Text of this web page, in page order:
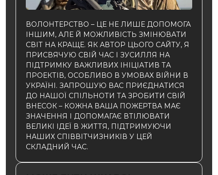
ВОЛОНТЕРСТВО – ЦЕ НЕ ЛИШЕ ДОПОМОГА
ІНШИМ, АЛЕ Й МОЖЛИВІСТЬ ЗМІНЮВАТИ
СВІТ НА КРАЩЕ. ЯК АВТОР ЦЬОГО САЙТУ, Я
ПРИСВЯЧУЮ СВІЙ ЧАС І ЗУСИЛЛЯ НА
ПІДТРИМКУ ВАЖЛИВИХ ІНІЦІАТИВ ТА
ПРОЕКТІВ, ОСОБЛИВО В УМОВАХ ВІЙНИ В
УКРАЇНІ. ЗАПРОШУЮ ВАС ПРИЄДНАТИСЯ
ДО НАШОЇ СПІЛЬНОТИ ТА ЗРОБИТИ СВІЙ
ВНЕСОК – КОЖНА ВАША ПОЖЕРТВА МАЄ
ЗНАЧЕННЯ І ДОПОМАГАЄ ВТІЛЮВАТИ
ВЕЛИКІ ІДЕЇ В ЖИТТЯ, ПІДТРИМУЮЧИ
НАШИХ СПІВВІТЧИЗНИКІВ У ЦЕЙ
СКЛАДНИЙ ЧАС.